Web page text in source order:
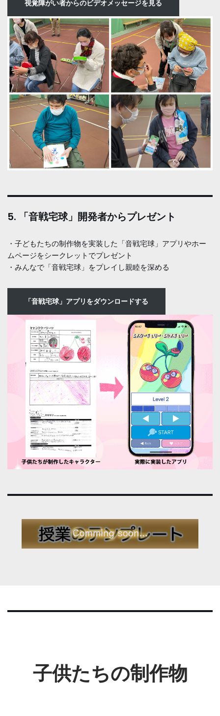
視覚障がい者からのビデオメッセージを見る
5. 「音戦宅球」開発者からプレゼント
・子どもたちの制作物を実装した「音戦宅球」アプリやホー
ムページをシークレットでプレゼント
・みんなで「音戦宅球」をプレイし親睦を深める
「音戦宅球」アプリをダウンロードする
子供たちの制作物